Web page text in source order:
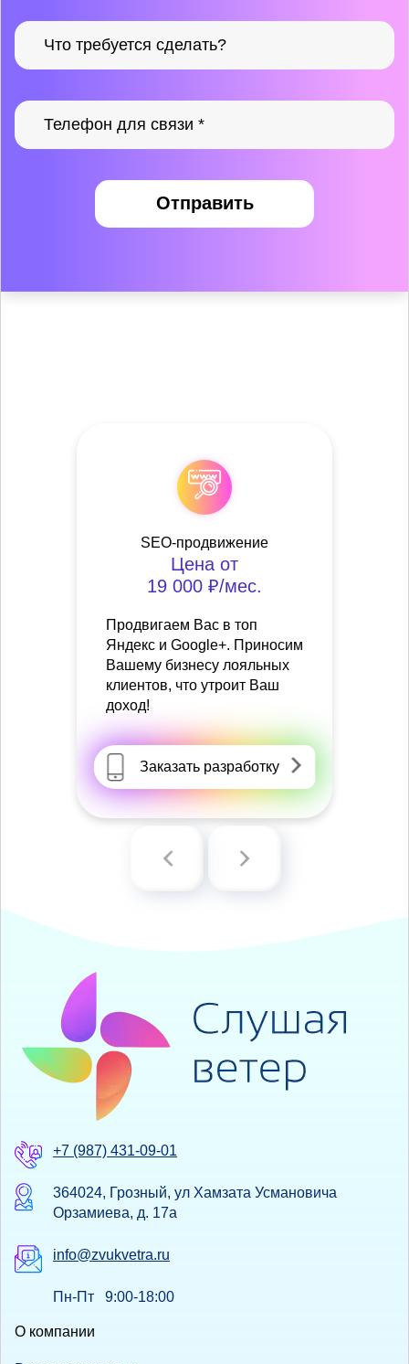
Отправить
SEO-продвижение
Цена от
19 000 ₽/мес.
Продвигаем Вас в топ
Яндекс и Google+. Приносим
Вашему бизнесу лояльных
клиентов, что утроит Ваш
доход!
Заказать разработку
+7 (987) 431-09-01
364024, Грозный, ул Хамзата Усмановича
Орзамиева, д. 17а
info@zvukvetra.ru
Пн-Пт 9:00-18:00
О компании